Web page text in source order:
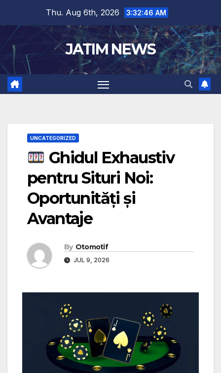
content
Thu. Aug 6th, 2026 3:32:47 AM
JATIM NEWS
UNCATEGORIZED
Ghidul Exhaustiv
pentru Situri Noi:
Oportunități și
Avantaje
By Otomotif
JUL 9, 2026